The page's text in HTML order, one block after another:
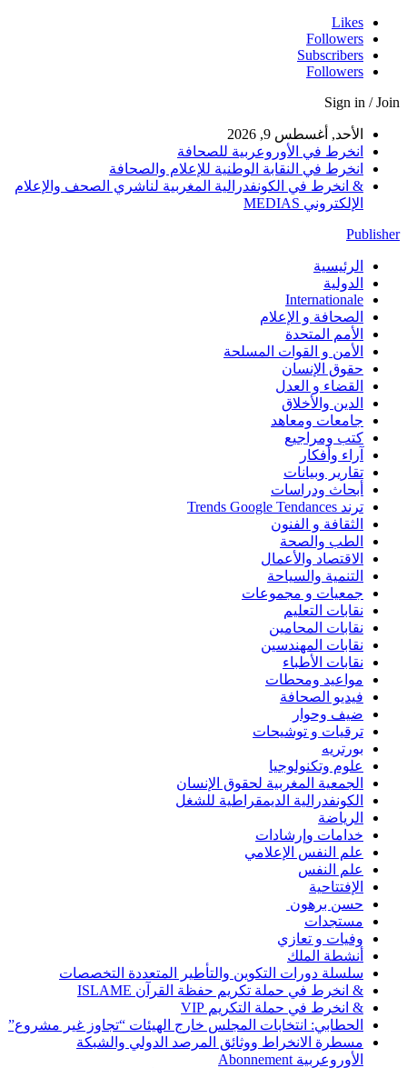
Likes
Followers
Subscribers
Followers
Sign in / Join
الأحد, أغسطس 9, 2026
انخرط في الأوروعربية للصحافة
انخرط في النقابة الوطنية للإعلام والصحافة
& انخرط في الكونفدرالية المغربية لناشري الصحف والإعلام
الإلكتروني MEDIAS
Publisher
الرئيسية
الدولية
Internationale
الصحافة و الإعلام
الأمم المتحدة
الأمن و القوات المسلحة
حقوق الإنسان
القضاء و العدل
الدين والأخلاق
جامعات ومعاهد
كتب ومراجيع
آراء وأفكار
تقارير وبيانات
أبحاث ودراسات
ترند Trends Google Tendances
الثقافة و الفنون
الطب والصحة
الاقتصاد والأعمال
التنمية والسياحة
جمعيات و مجموعات
نقابات التعليم
نقابات المحامين
نقابات المهندسين
نقابات الأطباء
مواعيد ومحطات
فيديو الصحافة
ضيف وحوار
ترقيات و توشيحات
بورتريه
علوم وتكنولوجيا
الجمعية المغربية لحقوق الإنسان
الكونفدرالية الديمقراطية للشغل
الرياضة
خدامات وإرشادات
علم النفس الإعلامي
علم النفس
الإفتتاحية
حسن برهون
مستجدات
وفيات و تعازي
أنشطة الملك
سلسلة دورات التكوين والتأطير المتعددة التخصصات
& انخرط في حملة تكريم حفظة القرآن ISLAME
& انخرط في حملة التكريم VIP
الحطابي: انتخابات المجلس خارج الهيئات “تجاوز غير مشروع”
مسطرة الانخراط ووثائق المرصد الدولي والشبكة
الأوروعربية Abonnement